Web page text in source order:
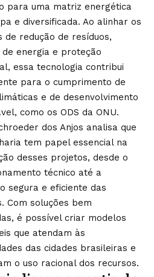
para uma matriz energética
e diversificada. Ao alinhar os
de redução de resíduos,
energia e proteção
essa tecnologia contribui
para o cumprimento de
e de desenvolvimento
como os ODS da ONU.
dos Anjos analisa que
tem papel essencial na
desses projetos, desde o
técnico até a
segura e eficiente das
Com soluções bem
é possível criar modelos
que atendam às
das cidades brasileiras e
o uso racional dos recursos.